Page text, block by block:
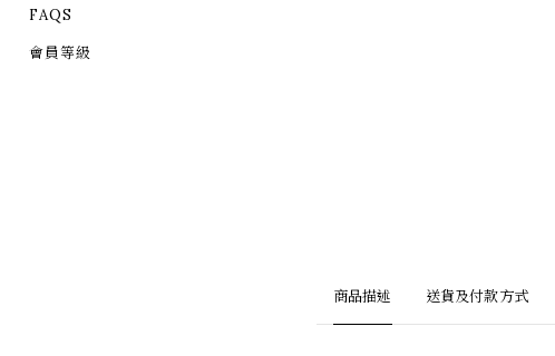
FAQS
會員等級
商品描述 送貨及付款方式